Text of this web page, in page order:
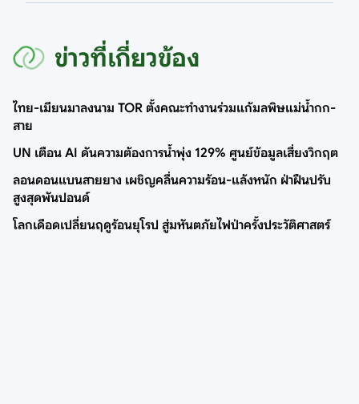
ข่าวที่เกี่ยวข้อง
ไทย-เมียนมาลงนาม TOR ตั้งคณะทำงานร่วมแก้มลพิษแม่น้ำกก-
สาย
UN เตือน AI ดันความต้องการน้ำพุ่ง 129% ศูนย์ข้อมูลเสี่ยงวิกฤต
ลอนดอนแบนสายยาง เผชิญคลื่นความร้อน-แล้งหนัก ฝ่าฝืนปรับ
สูงสุดพันปอนด์
โลกเดือดเปลี่ยนฤดูร้อนยุโรป สู่มหันตภัยไฟป่าครั้งประวัติศาสตร์